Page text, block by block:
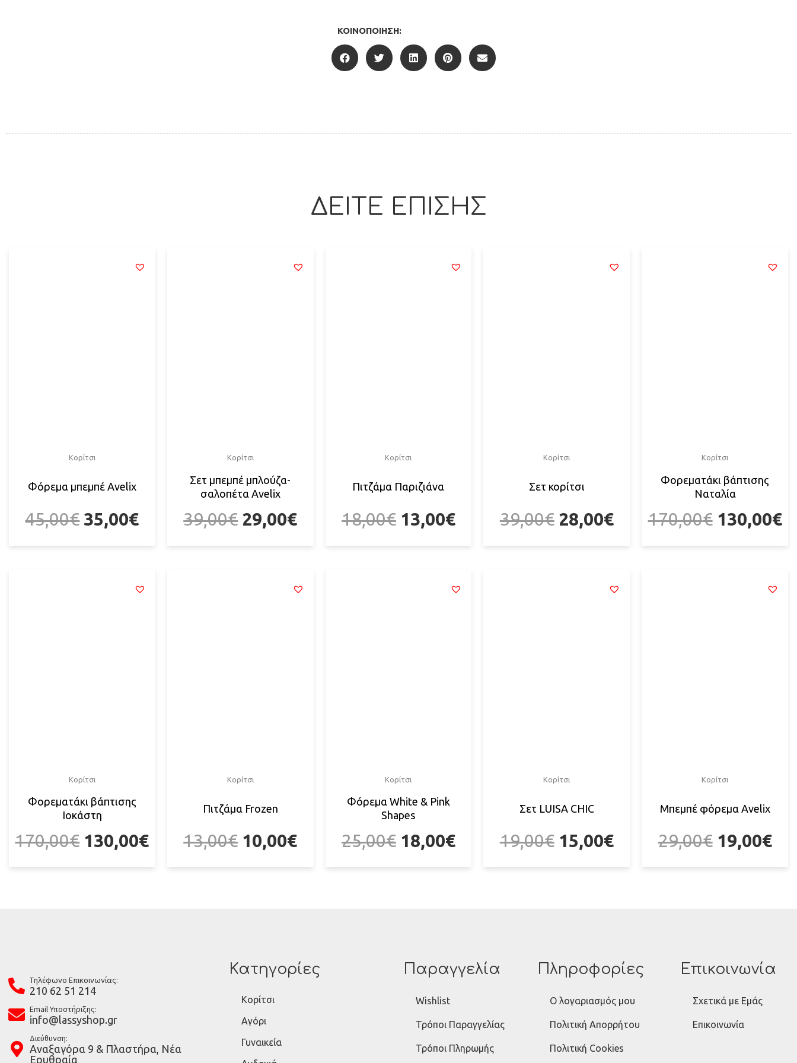
ΚΟΙΝΟΠΟΊΗΣΗ:
ΔΕΙΤΕ ΕΠΙΣΗΣ
Κορίτσι
Φόρεμα μπεμπέ Αvelix
45,00€ 35,00€
Κορίτσι
Σετ μπεμπέ μπλούζα-
σαλοπέτα Αvelix
39,00€ 29,00€
Κορίτσι
Πιτζάμα Παριζιάνα
18,00€ 13,00€
Κορίτσι
Σετ κορίτσι
39,00€ 28,00€
Κορίτσι
Φορεματάκι βάπτισης
Ναταλία
170,00€ 130,00€
Κορίτσι
Φορεματάκι βάπτισης
Ιοκάστη
170,00€ 130,00€
Κορίτσι
Πιτζάμα Frozen
13,00€ 10,00€
Κορίτσι
Φόρεμα White & Pink
Shapes
25,00€ 18,00€
Κορίτσι
Σετ LUISA CHIC
19,00€ 15,00€
Κορίτσι
Μπεμπέ φόρεμα Avelix
29,00€ 19,00€
Tηλέφωνο Επικοινωνίας:
210 62 51 214
Email Υποστήριξης:
info@lassyshop.gr
Διεύθυνση:
Αναξαγόρα 9 & Πλαστήρα, Νέα
Ερυθραία
Κατηγορίες
Κορίτσι
Αγόρι
Γυναικεία
Παραγγελία
Wishlist
Τρόποι Παραγγελίας
Τρόποι Πληρωμής
Πληροφορίες
Ο λογαριασμός μου
Πολιτική Απορρήτου
Πολιτική Cookies
Επικοινωνία
Σχετικά με Εμάς
Επικοινωνία